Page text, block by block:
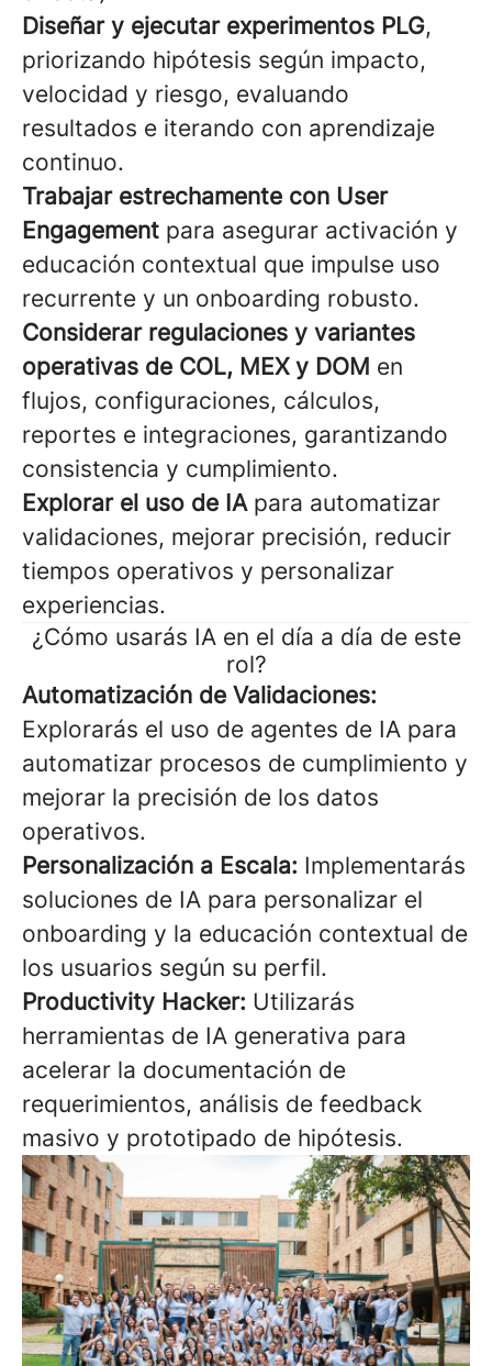
Diseñar y ejecutar experimentos PLG,
priorizando hipótesis según impacto,
velocidad y riesgo, evaluando
resultados e iterando con aprendizaje
continuo.
Trabajar estrechamente con User
Engagement para asegurar activación y
educación contextual que impulse uso
recurrente y un onboarding robusto.
Considerar regulaciones y variantes
operativas de COL, MEX y DOM en
flujos, configuraciones, cálculos,
reportes e integraciones, garantizando
consistencia y cumplimiento.
Explorar el uso de IApara automatizar
validaciones, mejorar precisión, reducir
tiempos operativos y personalizar
experiencias.
¿Cómo usarás IA en el día a día de este
rol?
Automatización de Validaciones:
Explorarás el uso de agentes de IA para
automatizar procesos de cumplimiento y
mejorar la precisión de los datos
operativos.
Personalización a Escala: Implementarás
soluciones de IA para personalizar el
onboarding y la educación contextual de
los usuarios según su perfil.
Productivity Hacker: Utilizarás
herramientas de IA generativa para
acelerar la documentación de
requerimientos, análisis de feedback
masivo y prototipado de hipótesis.